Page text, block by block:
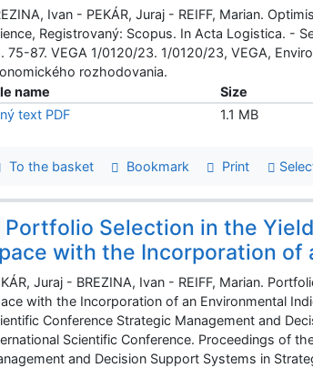
Ivan - PEKÁR, Juraj - REIFF, Marian.
Registrovaný: Scopus. In Acta Logistica. -
75-87. VEGA 1/0120/23. 1/0120/23, VEGA,
rozhodovania.
name
Size
text PDF
1.1 MB
To the basket Bookmark Print
Portfolio Selection in the
with the Incorporation of
Juraj - BREZINA, Ivan - REIFF, Marian.
with the Incorporation of an Environmental
Conference Strategic Management and
Scientific Conference. Proceedings of
and Decision Support Systems in